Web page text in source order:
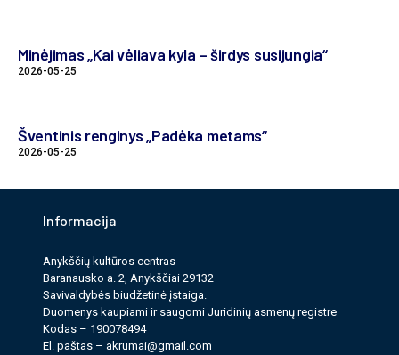
Minėjimas „Kai vėliava kyla – širdys susijungia“
2026-05-25
Šventinis renginys „Padėka metams“
2026-05-25
Informacija
Anykščių kultūros cen­tras
Baranausko a. 2, Anykščiai 29132
Savi­valdy­bės biudžet­inė įstaiga.
Duomenys kau­pi­ami ir saugomi Juri­dinių asmenų reg­istre
Kodas – 190078494
El. paš­tas – akrumai@gmail.com